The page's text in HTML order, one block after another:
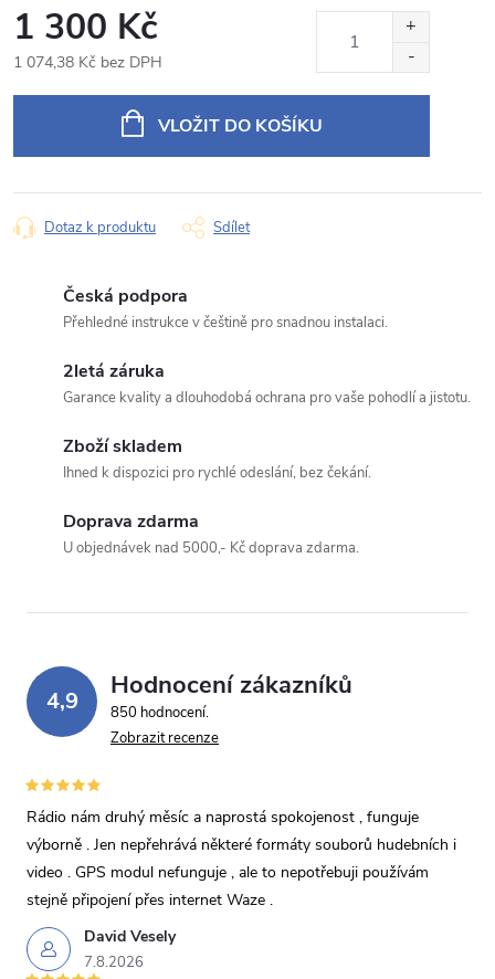
Produkt:
Kia Sorento
Jméno
Váš dotaz
Odeslat dotaz
1 300 Kč
1 074,38 Kč bez DPH
VLOŽIT DO KOŠÍKU
Dotaz k produktu Sdílet
Česká podpora
Přehledné instrukce v češtině pro snadnou instalaci.
2letá záruka
Garance kvality a dlouhodobá ochrana pro vaše pohodlí a jistotu.
Zboží skladem
Ihned k dispozici pro rychlé odeslání, bez čekání.
Doprava zdarma
U objednávek nad 5000,- Kč doprava zdarma.
4,9 Hodnocení zákazníků
850 hodnocení
Zobrazit recenze
David Vesely
7.8.2026
Rádio nám druhý měsíc a naprostá spokojenost , funguje
výborně . Jen nepřehrává některé formáty souborů hudebních i
video . GPS modul nefunguje , ale to nepotřebuji používám
stejně připojení přes internet Waze .